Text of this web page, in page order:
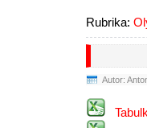
Rubrika:
Autor: